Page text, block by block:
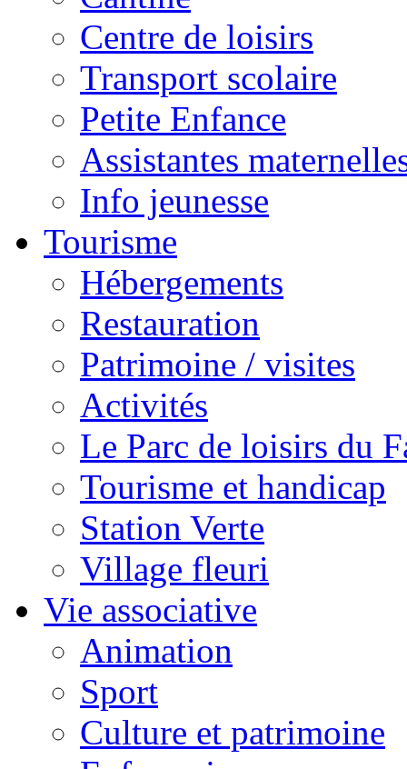
Centre de loisirs
Transport scolaire
Petite Enfance
Assistantes
Info jeunesse
Tourisme
Hébergements
Restauration
Patrimoine / visites
Activités
Le Parc de loisirs du
Tourisme et handicap
Station Verte
Village fleuri
Vie associative
Animation
Sport
Culture et patrimoine